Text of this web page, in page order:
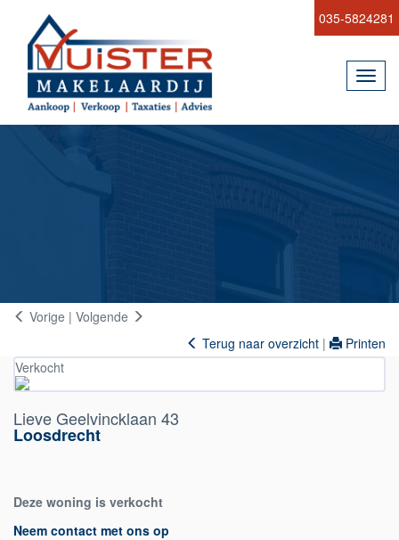
035-5824281
Vorige | Volgende
Terug naar overzicht |
Printen
Verkocht
Lieve Geelvincklaan 43
Loosdrecht
Deze woning is verkocht
Neem contact met ons op